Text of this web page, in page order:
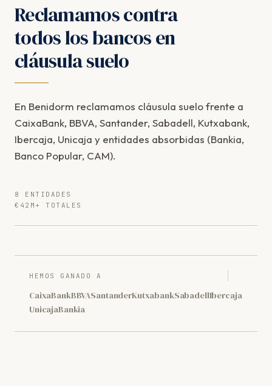
Reclamamos contra
todos los bancos en
cláusula suelo
En Benidorm reclamamos cláusula suelo frente a
CaixaBank, BBVA, Santander, Sabadell, Kutxabank,
Ibercaja, Unicaja y entidades absorbidas (Bankia,
Banco Popular, CAM).
8 ENTIDADES
€42M+ TOTALES
HEMOS GANADO A
CaixaBankBBVASantanderKutxabankSabadellIbercaja
UnicajaBankia